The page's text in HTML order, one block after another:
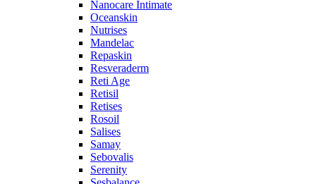
Nanocare Intimate
Oceanskin
Nutrises
Mandelac
Repaskin
Resveraderm
Reti Age
Retisil
Retises
Rosoil
Salises
Samay
Sebovalis
Serenity